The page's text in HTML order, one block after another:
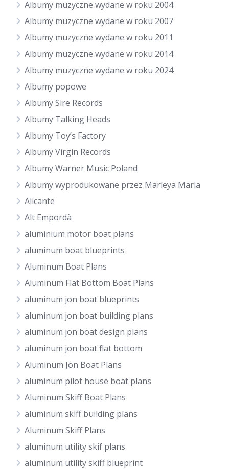
Albumy muzyczne wydane w roku 2004
Albumy muzyczne wydane w roku 2007
Albumy muzyczne wydane w roku 2011
Albumy muzyczne wydane w roku 2014
Albumy muzyczne wydane w roku 2024
Albumy popowe
Albumy Sire Records
Albumy Talking Heads
Albumy Toy’s Factory
Albumy Virgin Records
Albumy Warner Music Poland
Albumy wyprodukowane przez Marleya Marla
Alicante
Alt Empordà
aluminium motor boat plans
aluminum boat blueprints
Aluminum Boat Plans
Aluminum Flat Bottom Boat Plans
aluminum jon boat blueprints
aluminum jon boat building plans
aluminum jon boat design plans
aluminum jon boat flat bottom
Aluminum Jon Boat Plans
aluminum pilot house boat plans
Aluminum Skiff Boat Plans
aluminum skiff building plans
Aluminum Skiff Plans
aluminum utility skif plans
aluminum utility skiff blueprint